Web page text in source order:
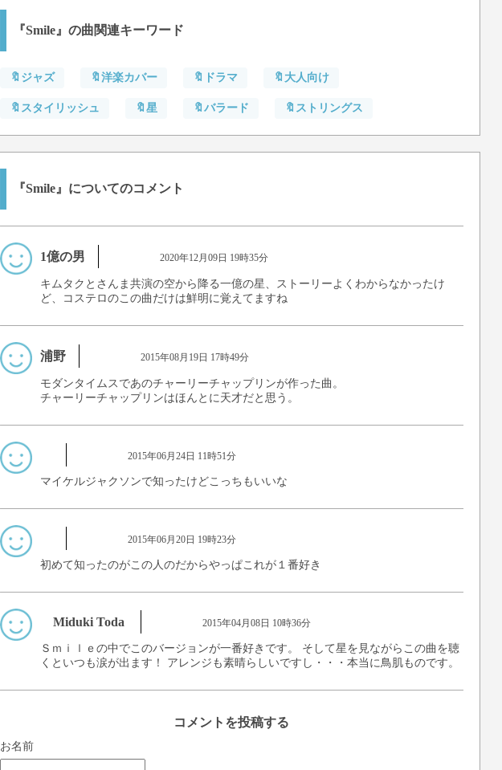
『Smile』の曲関連キーワード
🔖ジャズ 🔖洋楽カバー 🔖ドラマ 🔖大人向け
🔖スタイリッシュ 🔖星 🔖バラード 🔖ストリングス
『Smile』についてのコメント
1億の男 2020年12月09日 19時35分
キムタクとさんま共演の空から降る一億の星、ストーリーよくわからなかったけ
ど、コステロのこの曲だけは鮮明に覚えてますね
浦野 2015年08月19日 17時49分
モダンタイムスであのチャーリーチャップリンが作った曲。
チャーリーチャップリンはほんとに天才だと思う。
2015年06月24日 11時51分
マイケルジャクソンで知ったけどこっちもいいな
2015年06月20日 19時23分
初めて知ったのがこの人のだからやっぱこれが１番好き
Miduki Toda 2015年04月08日 10時36分
Ｓｍｉｌｅの中でこのバージョンが一番好きです。 そして星を見ながらこの曲を聴
くといつも涙が出ます！ アレンジも素晴らしいですし・・・本当に鳥肌ものです。
コメントを投稿する
お名前